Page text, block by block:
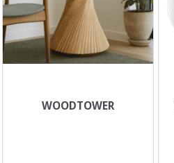
WOODTOWER